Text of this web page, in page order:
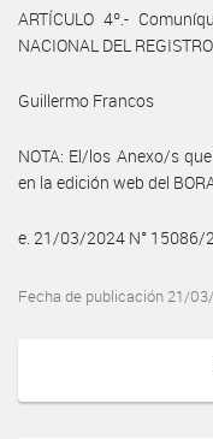
ARTÍCULO 4º.-
NACIONAL DEL
Guillermo Francos
NOTA: El/los Anexo/s
en la edición web del
e. 21/03/2024 N°
Fecha de publicación 21/